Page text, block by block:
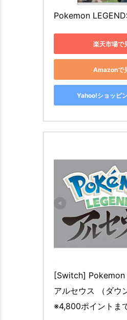
Pokemon
楽天市場で
Amazonで
Yahoo!ショッピ
[Switch] Pokemon
アルセウス （ダウ
※4,800ポイントま